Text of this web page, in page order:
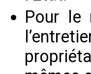
Pour le